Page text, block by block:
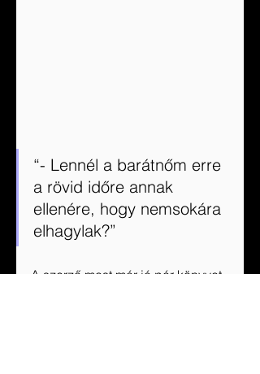
“- Lennél a barátnőm erre
a rövid időre annak
ellenére, hogy nemsokára
elhagylak?”
A szerző most már jó pár könyvet